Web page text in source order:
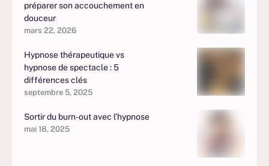
préparer son accouchement en
douceur
mars 22, 2026
Hypnose thérapeutique vs
hypnose de spectacle : 5
différences clés
septembre 5, 2025
Sortir du burn-out avec l’hypnose
mai 18, 2025